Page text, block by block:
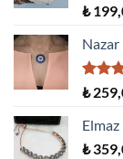
5
oy
aldı
₺
5
oy
aldı
₺
₺